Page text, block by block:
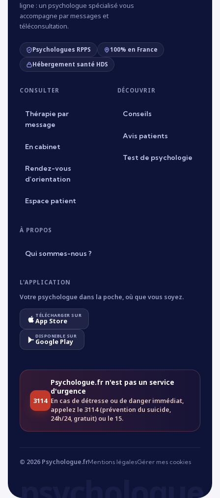
ligne : un psychologue spécialisé vous
accompagne par messages et
téléconsultation.
Psychologues RPPS
100% en France
Hébergement santé HDS
CONSULTER
Thérapie par
message
En cabinet
Rendez-vous
d'orientation
Espace patient
DÉCOUVRIR
Conseils
Avis patients
Test de psychologie
À PROPOS
Qui sommes-nous ?
L'APPLICATION
Votre psychologue dans la poche, où que vous soyez.
TÉLÉCHARGER SUR
App Store
DISPONIBLE SUR
Google Play
3114
Psychologue.fr n'est pas un service
d'urgence
En cas de détresse ou de danger immédiat,
appelez le 3114 (prévention du suicide,
24h/24, gratuit) ou le 15.
© 2026 Psychologue.frMentions légalesGérer mes cookies